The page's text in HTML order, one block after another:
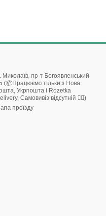
Миколаїв, пр-т Богоявленський
Нова
Укрпошта і Rozetka
Самовивіз відсутній 🙅‍♀️)
проїзду